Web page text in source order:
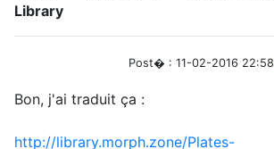
Library
Post� : 11-02-2016 22:58
Bon, j'ai traduit ça :
http://library.morph.zone/Plates-